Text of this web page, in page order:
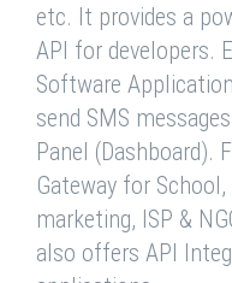
etc. It provides a
API for developers.
Software
send SMS
Panel (Dashboard).
Gateway for
marketing, ISP &
also offers API